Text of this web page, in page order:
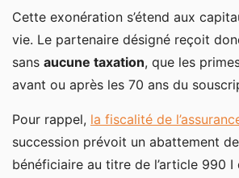
Cette exonération s’étend aux
vie. Le partenaire désigné reçoit
sans aucune taxation, que les
avant ou après les 70 ans du
Pour rappel, la fiscalité de
succession prévoit un abattement
bénéficiaire au titre de l’article 990 I